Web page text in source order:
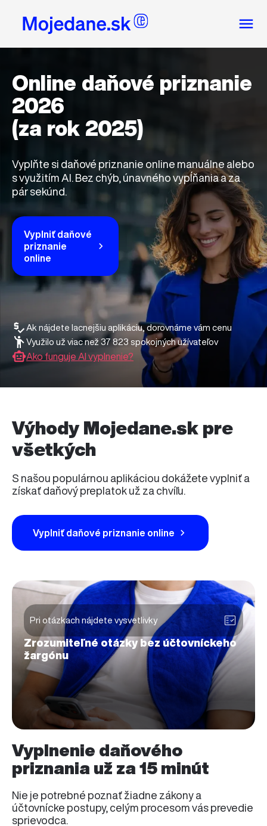
Online daňové priznanie
2026
(za rok 2025)
Vyplňte si daňové priznanie online manuálne alebo
s využitím AI. Bez chýb, únavného vypĺňania a za
pár sekúnd.
Vyplniť daňové
priznanie
online
Ak nájdete lacnejšiu aplikáciu, dorovnáme vám cenu
Využilo už viac než 37 823 spokojných užívateľov
Ako funguje AI vyplnenie?
Výhody Mojedane.sk pre
všetkých
S našou populárnou aplikáciou dokážete vyplniť a
získať daňový preplatok už za chvíľu.
Vyplniť daňové priznanie online
Pri otázkach nájdete vysvetlivky
Zrozumiteľné otázky bez účtovníckeho
žargónu
Vyplnenie daňového
priznania už za 15 minút
Nie je potrebné poznať žiadne zákony a
účtovnícke postupy, celým procesom vás prevedie
sprievodca.